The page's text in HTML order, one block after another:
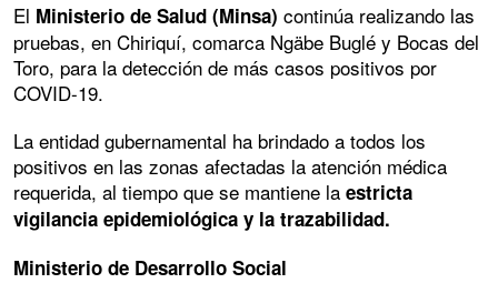
El Ministerio de Salud (Minsa) continúa realizando las
pruebas, en Chiriquí, comarca Ngäbe Buglé y Bocas del
Toro, para la detección de más casos positivos por
COVID-19.
La entidad gubernamental ha brindado a todos los
positivos en las zonas afectadas la atención médica
requerida, al tiempo que se mantiene la estricta
vigilancia epidemiológica y la trazabilidad.
Ministerio de Desarrollo Social